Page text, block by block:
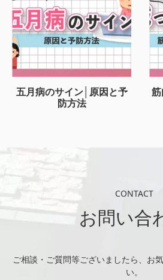
五月病のサイン│原因と予
防方法
CONTACT
お問い合
ご相談・ご質問等ございましたら、お
い。